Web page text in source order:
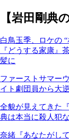
【岩田剛典
白鳥玉季、ロケの
『どうする家康』
髪に
ファーストサマー
イト劇団員から大
全貌が見えてきた
典は本当に殺人犯
奈緒『あなたがし